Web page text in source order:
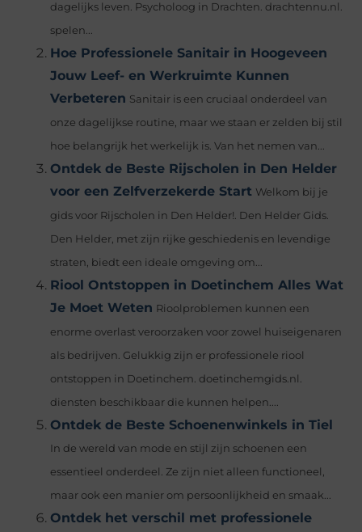
dagelijks leven. Psycholoog in Drachten. drachtennu.nl.
spelen...
Hoe Professionele Sanitair in Hoogeveen
Jouw Leef- en Werkruimte Kunnen
Verbeteren Sanitair is een cruciaal onderdeel van
onze dagelijkse routine, maar we staan er zelden bij stil
hoe belangrijk het werkelijk is. Van het nemen van...
Ontdek de Beste Rijscholen in Den Helder
voor een Zelfverzekerde Start Welkom bij je
gids voor Rijscholen in Den Helder!. Den Helder Gids.
Den Helder, met zijn rijke geschiedenis en levendige
straten, biedt een ideale omgeving om...
Riool Ontstoppen in Doetinchem Alles Wat
Je Moet Weten Rioolproblemen kunnen een
enorme overlast veroorzaken voor zowel huiseigenaren
als bedrijven. Gelukkig zijn er professionele riool
ontstoppen in Doetinchem. doetinchemgids.nl.
diensten beschikbaar die kunnen helpen....
Ontdek de Beste Schoenenwinkels in Tiel
In de wereld van mode en stijl zijn schoenen een
essentieel onderdeel. Ze zijn niet alleen functioneel,
maar ook een manier om persoonlijkheid en smaak...
Ontdek het verschil met professionele